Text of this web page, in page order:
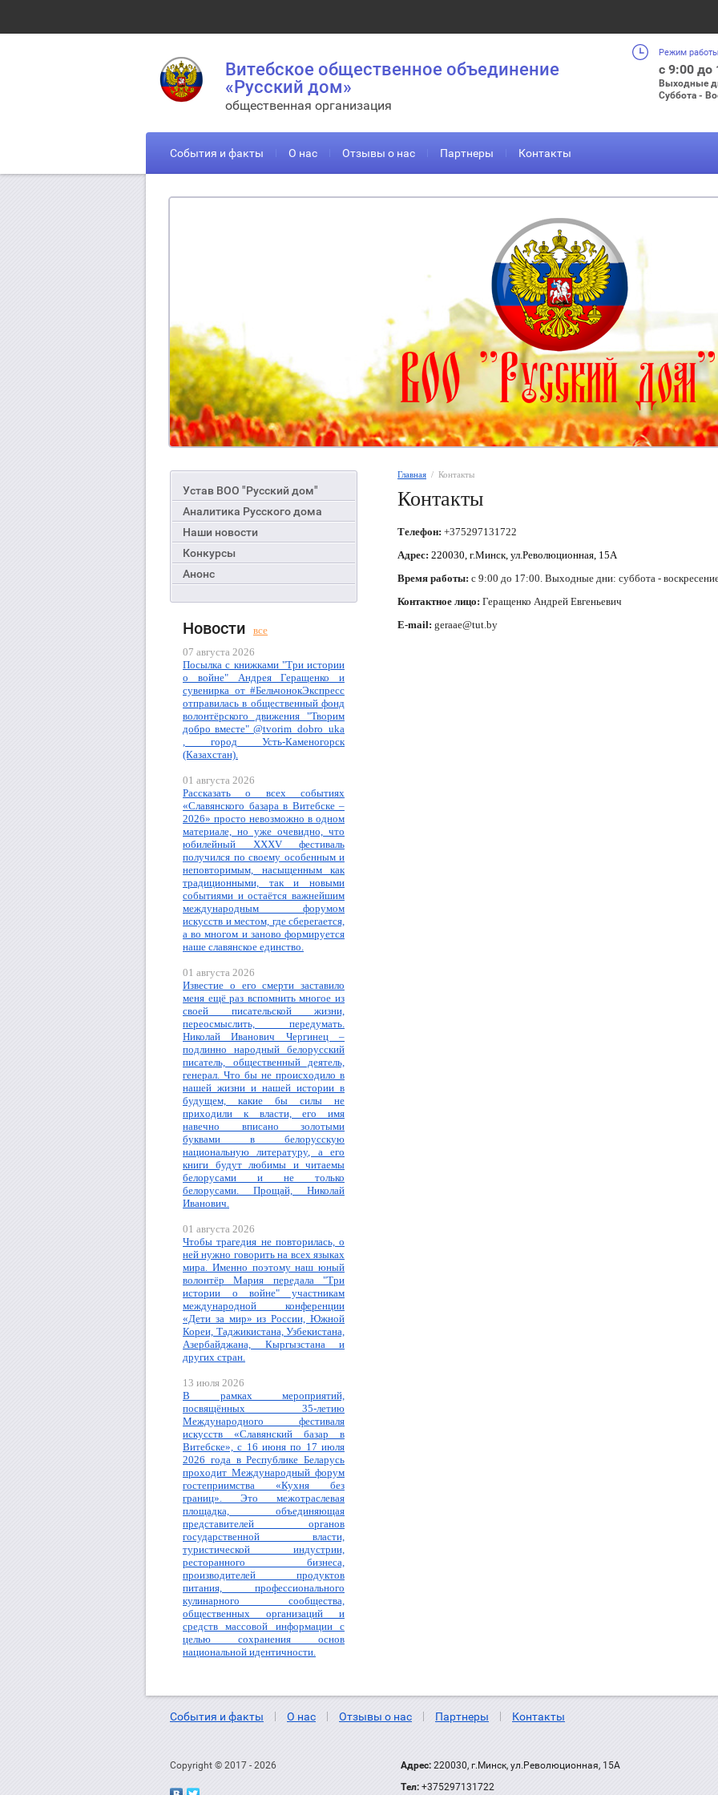
Витебское общественное объединение
«Русский дом»
общественная организация
Режим
с 9:00 до
Выходные
Суббота -
События и факты О нас Отзывы о нас Партнеры Контакты
Устав ВОО "Русский дом"
Аналитика Русского дома
Наши новости
Конкурсы
Анонс
Новости
все
07 августа 2026
Посылка с книжками "Три истории
о войне" Андрея Геращенко и
сувенирка от #БельчонокЭкспресс
отправилась в общественный фонд
волонтёрского движения "Творим
добро вместе" @tvorim_dobro_uka
, город Усть-Каменогорск
(Казахстан).
01 августа 2026
Рассказать о всех событиях
«Славянского базара в Витебске –
2026» просто невозможно в одном
материале, но уже очевидно, что
юбилейный XXXV фестиваль
получился по своему особенным и
неповторимым, насыщенным как
традиционными, так и новыми
событиями и остаётся важнейшим
международным форумом
искусств и местом, где сберегается,
а во многом и заново формируется
наше славянское единство.
01 августа 2026
Известие о его смерти заставило
меня ещё раз вспомнить многое из
своей писательской жизни,
переосмыслить, передумать.
Николай Иванович Чергинец –
подлинно народный белорусский
писатель, общественный деятель,
генерал. Что бы не происходило в
нашей жизни и нашей истории в
будущем, какие бы силы не
приходили к власти, его имя
навечно вписано золотыми
буквами в белорусскую
национальную литературу, а его
книги будут любимы и читаемы
белорусами и не только
белорусами. Прощай, Николай
Иванович.
01 августа 2026
Чтобы трагедия не повторилась, о
ней нужно говорить на всех языках
мира. Именно поэтому наш юный
волонтёр Мария передала "Три
истории о войне" участникам
международной конференции
«Дети за мир» из России, Южной
Кореи, Таджикистана, Узбекистана,
Азербайджана, Кыргызстана и
других стран.
13 июля 2026
В рамках мероприятий,
посвящённых 35-летию
Международного фестиваля
искусств «Славянский базар в
Витебске», с 16 июня по 17 июля
2026 года в Республике Беларусь
проходит Международный форум
гостеприимства «Кухня без
границ». Это межотраслевая
площадка, объединяющая
представителей органов
государственной власти,
туристической индустрии,
ресторанного бизнеса,
производителей продуктов
питания, профессионального
кулинарного сообщества,
общественных организаций и
средств массовой информации с
целью сохранения основ
национальной идентичности.
Главная
  /  Контакты
Контакты
Телефон: +375297131722
Адрес: 220030, г.Минск, ул.Революционная, 15А
Время работы: с 9:00 до 17:00. Выходные дни: суббота -
Контактное лицо: Геращенко Андрей Евгеньевич
E-mail: geraae@tut.by
События и факты О нас Отзывы о нас Партнеры Контакты
Copyright © 2017 - 2026 Адрес: 220030, г.Минск, ул.Революционная, 15А
Тел: +375297131722